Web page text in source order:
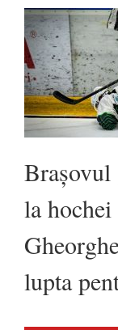
Brașovul
la
lupta